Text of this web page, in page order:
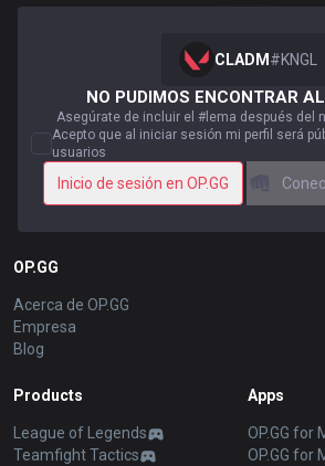
CLADM #KNGL
NO PUDIMOS ENCONTRAR
Asegúrate de incluir el #lema después del
Acepto que al iniciar sesión mi perfil será
usuarios
Inicio de sesión en OP.GG
OP.GG
Acerca de OP.GG
Empresa
Blog
Products
League of Legends
Teamfight Tactics
Apps
OP.GG for
OP.GG for